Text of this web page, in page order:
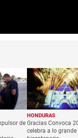
de
HONDURAS
Gracias Convoca
celebra a lo grande